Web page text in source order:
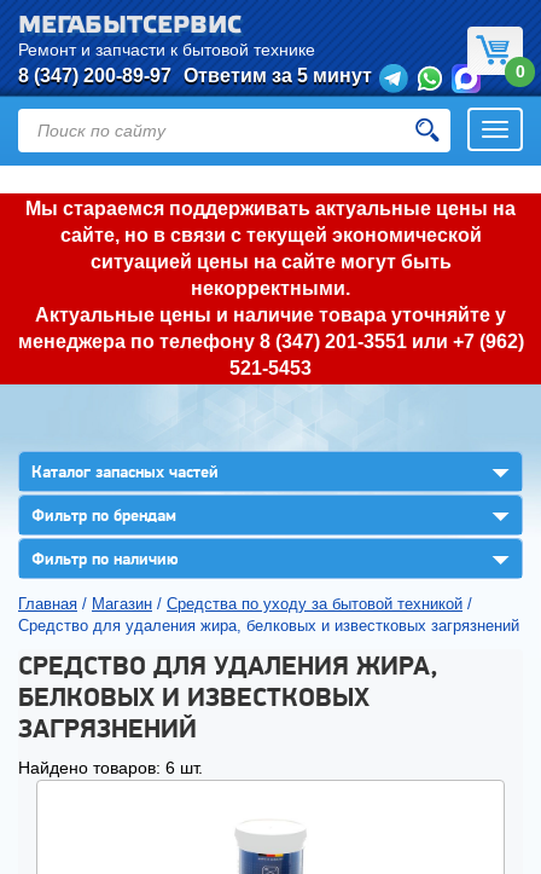
Мы стараемся поддерживать актуальные цены на
сайте, но в связи с текущей экономической
ситуацией цены на сайте могут быть
некорректными.
Актуальные цены и наличие товара уточняйте у
менеджера по телефону 8 (347) 201-3551или +7 (962)
521-5453
МЕГАБЫТСЕРВИС
Ремонт и запчасти к бытовой технике
8 (347) 200-89-97 Ответим за 5 минут 0
Каталог запасных частей ▼
Фильтр по брендам ▼
Фильтр по наличию ▼
Главная / Магазин / Средства по уходу за бытовой техникой /
Средство для удаления жира, белковых и известковых загрязнений
СРЕДСТВО ДЛЯ УДАЛЕНИЯ ЖИРА,
БЕЛКОВЫХ И ИЗВЕСТКОВЫХ
ЗАГРЯЗНЕНИЙ
Найдено товаров: 6 шт.